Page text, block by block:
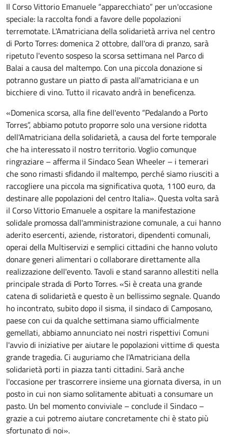
Il Corso Vittorio Emanuele “apparecchiato” per un'occasione
speciale: la raccolta fondi a favore delle popolazioni
terremotate. L'Amatriciana della solidarietà arriva nel centro
di Porto Torres: domenica 2 ottobre, dall'ora di pranzo, sarà
ripetuto l'evento sospeso la scorsa settimana nel Parco di
Balai a causa del maltempo. Con una piccola donazione si
potranno gustare un piatto di pasta all'amatriciana e un
bicchiere di vino. Tutto il ricavato andrà in beneficenza.
«Domenica scorsa, alla fine dell'evento “Pedalando a Porto
Torres”, abbiamo potuto proporre solo una versione ridotta
dell'Amatriciana della solidarietà, a causa del forte temporale
che ha interessato il nostro territorio. Voglio comunque
ringraziare – afferma il Sindaco Sean Wheeler – i temerari
che sono rimasti sfidando il maltempo, perché siamo riusciti a
raccogliere una piccola ma significativa quota, 1100 euro, da
destinare alle popolazioni del centro Italia». Questa volta sarà
il Corso Vittorio Emanuele a ospitare la manifestazione
solidale promossa dall'amministrazione comunale, a cui hanno
aderito esercenti, aziende, ristoratori, dipendenti comunali,
operai della Multiservizi e semplici cittadini che hanno voluto
donare generi alimentari o collaborare direttamente alla
realizzazione dell'evento. Tavoli e stand saranno allestiti nella
principale strada di Porto Torres. «Si è creata una grande
catena di solidarietà e questo è un bellissimo segnale. Quando
ho incontrato, subito dopo il sisma, il sindaco di Camposano,
paese con cui da qualche settimana siamo ufficialmente
gemellati, abbiamo annunciato nei nostri rispettivi Comuni
l'avvio di iniziative per aiutare le popolazioni vittime di questa
grande tragedia. Ci auguriamo che l'Amatriciana della
solidarietà porti in piazza tanti cittadini. Sarà anche
l'occasione per trascorrere insieme una giornata diversa, in un
posto in cui non siamo solitamente abituati a consumare un
pasto. Un bel momento conviviale – conclude il Sindaco –
grazie a cui potremo aiutare concretamente chi è stato più
sfortunato di noi».